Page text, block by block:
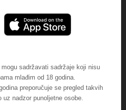
sadržavati sadržaje koji nisu
mlađim od 18 godina.
preporučuje se pregled takvih
uz nadzor punoljetne osobe.